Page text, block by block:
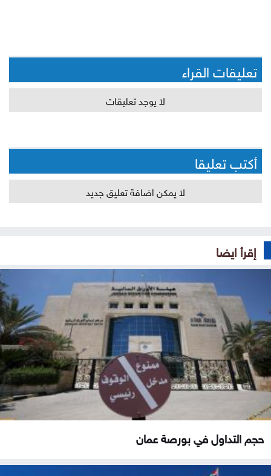
تعليقات القراء
لا يوجد تعليقات
أكتب تعليقا
لا يمكن اضافة تعليق جديد
إقرأ ايضا
حجم التداول في بورصة عمان